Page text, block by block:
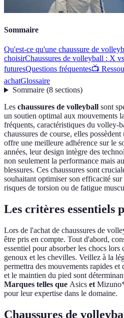
Sommaire
Qu'est-ce qu'une chaussure de
choisirChaussures de volleyball : X
futuresQuestions fréquentes📺
achatGlossaire
Sommaire(8 sections)
Les chaussures de volleyball sont
un soutien optimal aux mouvements
fréquents, caractéristiques du volley-
chaussures de course, elles
offre une meilleure adhérence sur le
années, leur design intègre des
non seulement la performance mais
blessures. Ces chaussures sont
souhaitant optimiser son efficacité
risques de torsion ou de fatigue
Les critères essentiels
Lors de l'achat de chaussures de
être pris en compte. Tout d'abord,
essentiel pour absorber les chocs lors
genoux et les chevilles. Veillez à la
permettra des mouvements rapides
et le maintien du pied sont
Marques telles que Asics et
pour leur expertise dans le domaine.
Chaussures de